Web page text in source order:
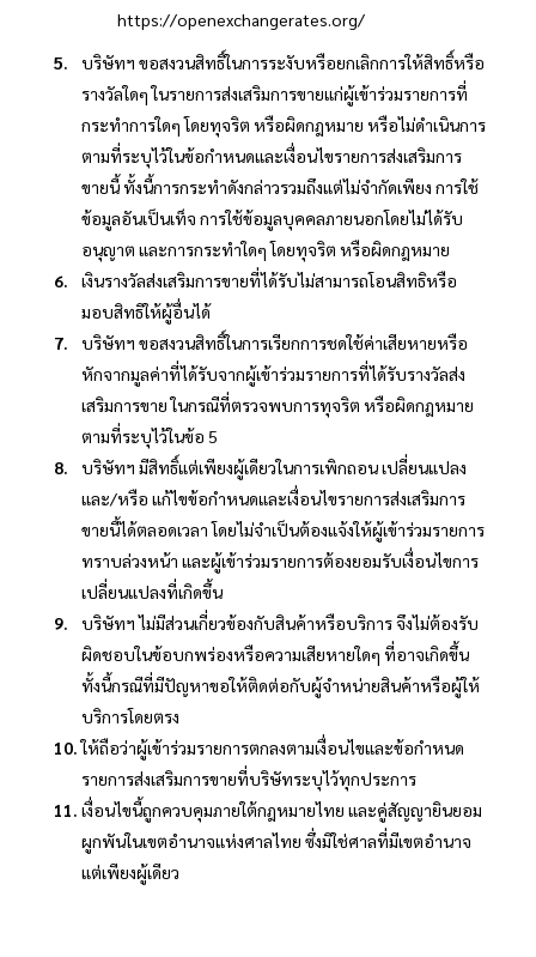
https://openexchangerates.org/
บริษัทฯ ขอสงวนสิทธิ์ในการระงับหรือยกเลิกการให้สิทธิ์หรือ
รางวัลใดๆ ในรายการส่งเสริมการขายแก่ผู้เข้าร่วมรายการที่
กระทำการใดๆ โดยทุจริต หรือผิดกฎหมาย หรือไม่ดำเนินการ
ตามที่ระบุไว้ในข้อกำหนดและเงื่อนไขรายการส่งเสริมการ
ขายนี้ ทั้งนี้การกระทำดังกล่าวรวมถึงแต่ไม่จำกัดเพียง การใช้
ข้อมูลอันเป็นเท็จ การใช้ข้อมูลบุคคลภายนอกโดยไม่ได้รับ
อนุญาต และการกระทำใดๆ โดยทุจริต หรือผิดกฎหมาย
เงินรางวัลส่งเสริมการขายที่ได้รับไม่สามารถโอนสิทธิหรือ
มอบสิทธิให้ผู้อื่นได้
บริษัทฯ ขอสงวนสิทธิ์ในการเรียกการชดใช้ค่าเสียหายหรือ
หักจากมูลค่าที่ได้รับจากผู้เข้าร่วมรายการที่ได้รับรางวัลส่ง
เสริมการขาย ในกรณีที่ตรวจพบการทุจริต หรือผิดกฎหมาย
ตามที่ระบุไว้ในข้อ 5
บริษัทฯ มีสิทธิ์แต่เพียงผู้เดียวในการเพิกถอน เปลี่ยนแปลง
และ/หรือ แก้ไขข้อกำหนดและเงื่อนไขรายการส่งเสริมการ
ขายนี้ได้ตลอดเวลา โดยไม่จำเป็นต้องแจ้งให้ผู้เข้าร่วมรายการ
ทราบล่วงหน้า และผู้เข้าร่วมรายการต้องยอมรับเงื่อนไขการ
เปลี่ยนแปลงที่เกิดขึ้น
บริษัทฯ ไม่มีส่วนเกี่ยวข้องกับสินค้าหรือบริการ จึงไม่ต้องรับ
ผิดชอบในข้อบกพร่องหรือความเสียหายใดๆ ที่อาจเกิดขึ้น
ทั้งนี้กรณีที่มีปัญหาขอให้ติดต่อกับผู้จำหน่ายสินค้าหรือผู้ให้
บริการโดยตรง
ให้ถือว่าผู้เข้าร่วมรายการตกลงตามเงื่อนไขและข้อกำหนด
รายการส่งเสริมการขายที่บริษัทระบุไว้ทุกประการ
เงื่อนไขนี้ถูกควบคุมภายใต้กฎหมายไทย และคู่สัญญายินยอม
ผูกพันในเขตอำนาจแห่งศาลไทย ซึ่งมิใช่ศาลที่มีเขตอำนาจ
แต่เพียงผู้เดียว